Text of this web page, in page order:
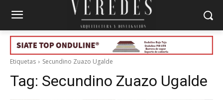
Etiquetas Secundino Zuazo Ugalde
Tag: Secundino Zuazo Ugalde